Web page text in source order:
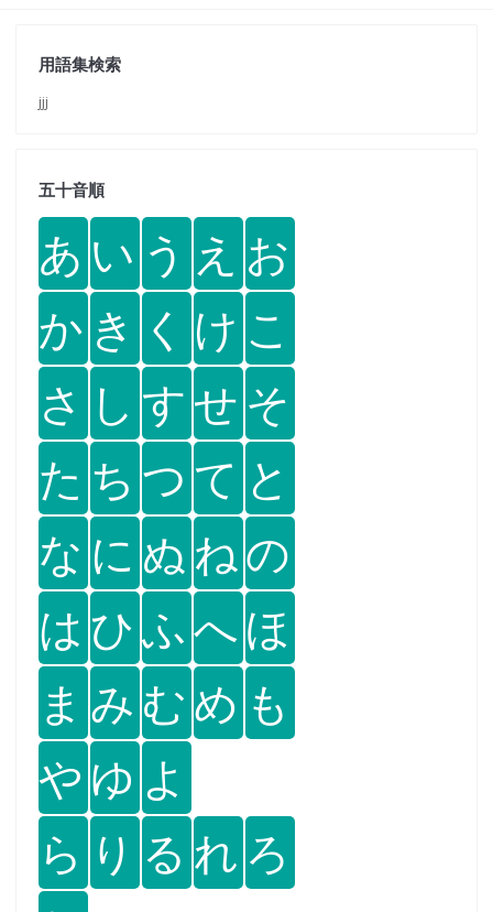
用語集検索
jjj
五十音順
あ い う え お
か き く け こ
さ し すせ そ
た ち つ て と
な に ぬ ねの
は ひふへほ
ま み むめ も
や ゆ よ
ら り る れ ろ